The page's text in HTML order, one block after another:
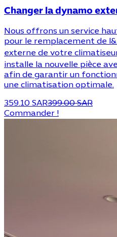
Changer la dynamo
Nous offrons un service
pour le remplacement de
externe de votre
installe la nouvelle pièce
afin de garantir un
une climatisation optimale.
359.10 SAR399.00 SAR
Commander !